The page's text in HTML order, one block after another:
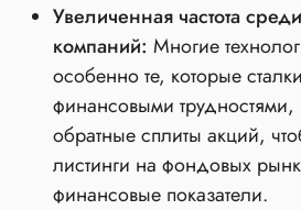
Увеличенная частота
компаний: Многие
особенно те, которые
финансовыми трудностями,
обратные сплиты акций,
листинги на фондовых
финансовые показатели.